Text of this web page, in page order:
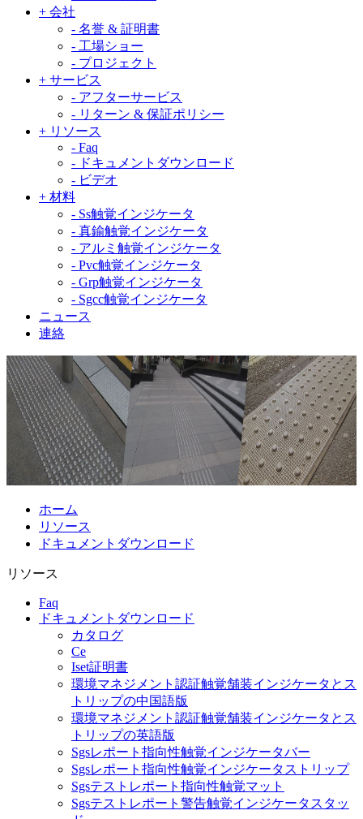
+ 会社
- 名誉 & 証明書
- 工場ショー
- プロジェクト
+ サービス
- アフターサービス
- リターン & 保証ポリシー
+ リソース
- Faq
- ドキュメントダウンロード
- ビデオ
+ 材料
- Ss触覚インジケータ
- 真鍮触覚インジケータ
- アルミ触覚インジケータ
- Pvc触覚インジケータ
- Grp触覚インジケータ
- Sgcc触覚インジケータ
ニュース
連絡
ホーム
リソース
ドキュメントダウンロード
リソース
Faq
ドキュメントダウンロード
カタログ
Ce
Iset証明書
環境マネジメント認証触覚舗装インジケータとス
トリップの中国語版
環境マネジメント認証触覚舗装インジケータとス
トリップの英語版
Sgsレポート指向性触覚インジケータバー
Sgsレポート指向性触覚インジケータストリップ
Sgsテストレポート指向性触覚マット
Sgsテストレポート警告触覚インジケータスタッ